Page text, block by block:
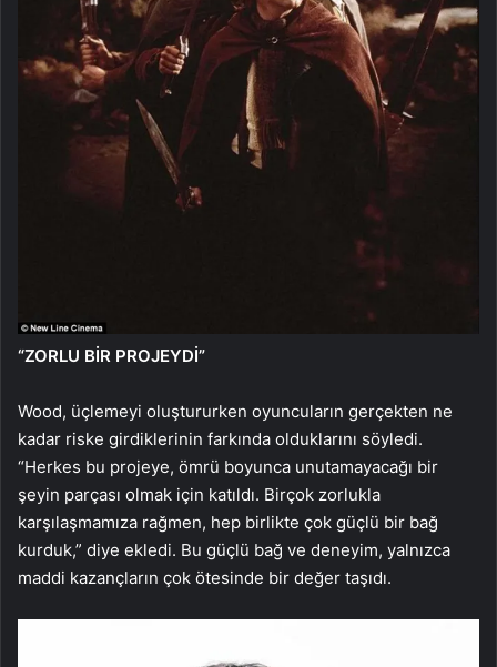
“ZORLU BİR PROJEYDİ”
Wood, üçlemeyi oluştururken oyuncuların gerçekten ne
kadar riske girdiklerinin farkında olduklarını söyledi.
“Herkes bu projeye, ömrü boyunca unutamayacağı bir
şeyin parçası olmak için katıldı. Birçok zorlukla
karşılaşmamıza rağmen, hep birlikte çok güçlü bir bağ
kurduk,” diye ekledi. Bu güçlü bağ ve deneyim, yalnızca
maddi kazançların çok ötesinde bir değer taşıdı.